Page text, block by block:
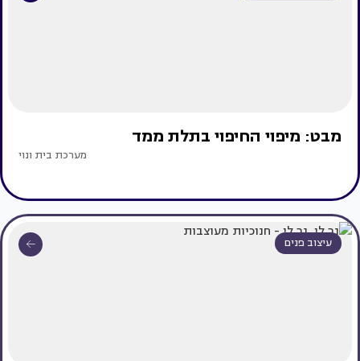
מבט: מיפוי החיפוי בתלת ממד
מערכת בית ונוי
עיצוב פנים